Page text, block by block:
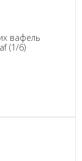
вафель
(1/6)